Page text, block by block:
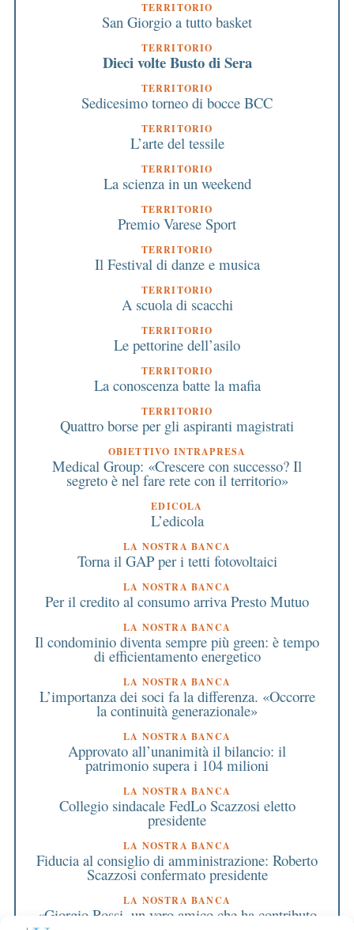
TERRITORIO
San Giorgio a tutto basket
TERRITORIO
Dieci volte Busto di Sera
TERRITORIO
Sedicesimo torneo di bocce BCC
TERRITORIO
L’arte del tessile
TERRITORIO
La scienza in un weekend
TERRITORIO
Premio Varese Sport
TERRITORIO
Il Festival di danze e musica
TERRITORIO
A scuola di scacchi
TERRITORIO
Le pettorine dell’asilo
TERRITORIO
La conoscenza batte la mafia
TERRITORIO
Quattro borse per gli aspiranti magistrati
OBIETTIVO INTRAPRESA
Medical Group: «Crescere con successo? Il
segreto è nel fare rete con il territorio»
EDICOLA
L’edicola
LA NOSTRA BANCA
Torna il GAP per i tetti fotovoltaici
LA NOSTRA BANCA
Per il credito al consumo arriva Presto Mutuo
LA NOSTRA BANCA
Il condominio diventa sempre più green: è tempo
di efficientamento energetico
LA NOSTRA BANCA
L’importanza dei soci fa la differenza. «Occorre
la continuità generazionale»
LA NOSTRA BANCA
Approvato all’unanimità il bilancio: il
patrimonio supera i 104 milioni
LA NOSTRA BANCA
Collegio sindacale FedLo Scazzosi eletto
presidente
LA NOSTRA BANCA
Fiducia al consiglio di amministrazione: Roberto
Scazzosi confermato presidente
LA NOSTRA BANCA
«Giorgio Rossi, un vero amico che ha contributo